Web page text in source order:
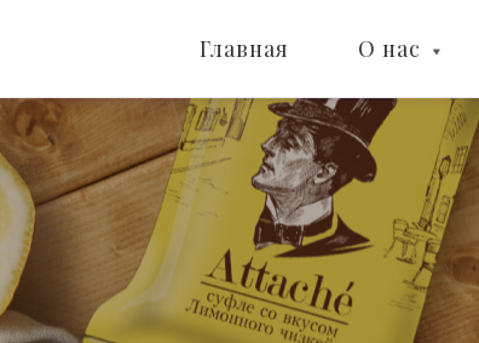
Главная О нас